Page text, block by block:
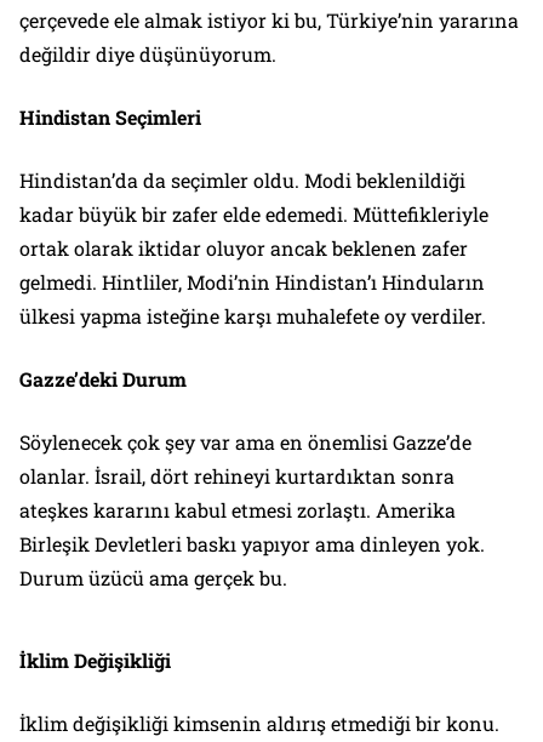
çerçevede ele almak istiyor ki bu, Türkiye’nin yararına
değildir diye düşünüyorum.
Hindistan Seçimleri
Hindistan’da da seçimler oldu. Modi beklenildiği
kadar büyük bir zafer elde edemedi. Müttefikleriyle
ortak olarak iktidar oluyor ancak beklenen zafer
gelmedi. Hintliler, Modi’nin Hindistan’ı Hinduların
ülkesi yapma isteğine karşı muhalefete oy verdiler.
Gazze’deki Durum
Söylenecek çok şey var ama en önemlisi Gazze’de
olanlar. İsrail, dört rehineyi kurtardıktan sonra
ateşkes kararını kabul etmesi zorlaştı. Amerika
Birleşik Devletleri baskı yapıyor ama dinleyen yok.
Durum üzücü ama gerçek bu.
İklim Değişikliği
İklim değişikliği kimsenin aldırış etmediği bir konu.